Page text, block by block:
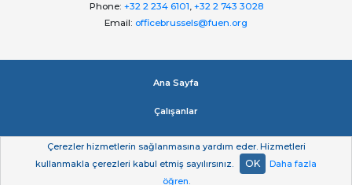
Phone: +32 2 234 6101, +32 2 743 3028
Email: officebrussels@fuen.org
Ana Sayfa
Çalışanlar
Impressum
Gizlilik beyan
Çerezler hizmetlerin sağlanmasına yardım eder. Hizmetleri
kullanmakla çerezleri kabul etmiş sayılırsınız.
OK
Daha fazla
öğren.